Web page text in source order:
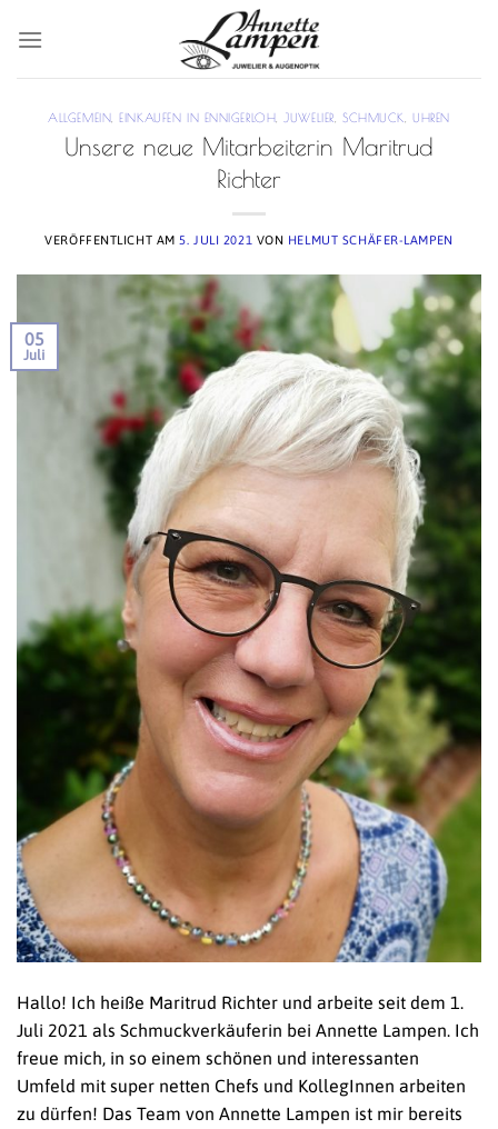
Inhalt
ALLGEMEIN ,EINKAUFEN IN ENNIGERLOH JUWELIER SCHMUCK ,UHREN
Unsere neue Mitarbeiterin Maritrud
Richter
VERÖFFENTLICHT AM 5. JULI 2021 VON HELMUT SCHÄFER-LAMPEN
05
Juli
Hallo! Ich heiße Maritrud Richter und arbeite seit dem 1.
Juli 2021 als Schmuckverkäuferin bei Annette Lampen. Ich
freue mich, in so einem schönen und interessanten
Umfeld mit super netten Chefs und KollegInnen arbeiten
zu dürfen! Das Team von Annette Lampen ist mir bereits